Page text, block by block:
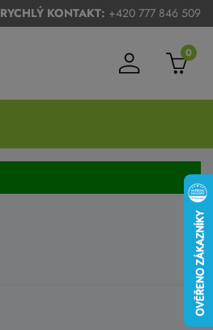
RYCHLÝ KONTAKT: +420 777 846 509
0